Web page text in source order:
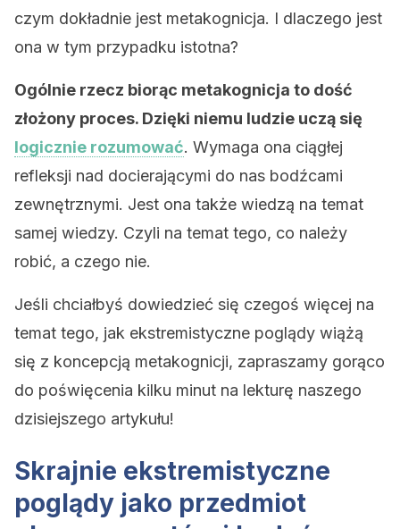
czym dokładnie jest metakognicja. I dlaczego jest
ona w tym przypadku istotna?
Ogólnie rzecz biorąc metakognicja to dość
złożony proces. Dzięki niemu ludzie uczą się
logicznie rozumować. Wymaga ona ciągłej
refleksji nad docierającymi do nas bodźcami
zewnętrznymi. Jest ona także wiedzą na temat
samej wiedzy. Czyli na temat tego, co należy
robić, a czego nie.
Jeśli chciałbyś dowiedzieć się czegoś więcej na
temat tego, jak ekstremistyczne poglądy wiążą
się z koncepcją metakognicji, zapraszamy gorąco
do poświęcenia kilku minut na lekturę naszego
dzisiejszego artykułu!
Skrajnie ekstremistyczne
poglądy jako przedmiot